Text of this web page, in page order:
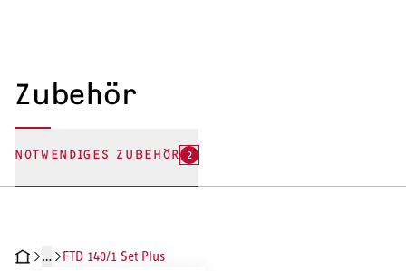
Zubehör
NOTWENDIGES ZUBEHÖR 2
DATENDOKUMENTE
… FTD 140/1 Set Plus